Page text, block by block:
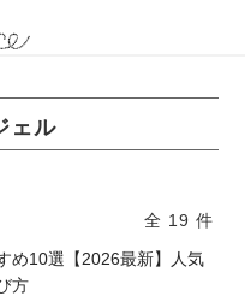
ェル
全 19 件
め10選【2026最新】人気
方